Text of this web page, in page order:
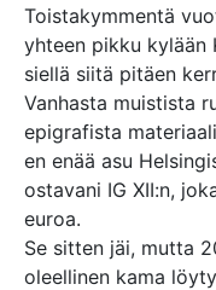
Toistakymmentä
yhteen pikku kylään
siellä siitä pitäen
Vanhasta muistista
epigrafista
en enää asu
ostavani IG XII:n,
euroa.
Se sitten jäi, mutta
oleellinen kama